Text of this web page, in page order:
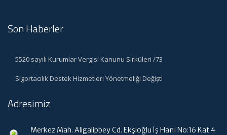
Son Haberler
5520 sayılı Kurumlar Vergisi Kanunu Sirküleri /73
Sigortacılık Destek Hizmetleri Yönetmeliği Değişti
Adresimiz
Merkez Mah. Aligalipbey Cd. Ekşioğlu İş Hanı No:16 Kat 4